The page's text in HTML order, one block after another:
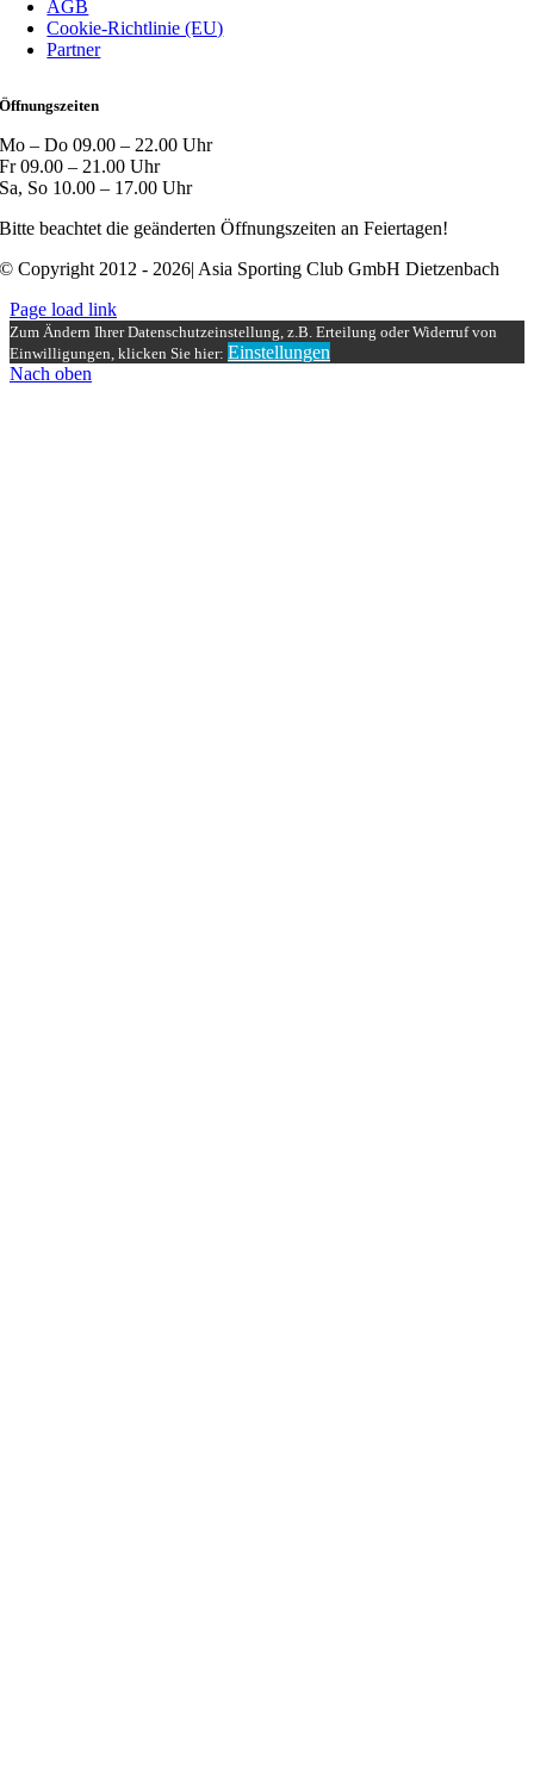
AGB
Cookie-Richtlinie (EU)
Partner
Öffnungszeiten
Mo – Do 09.00 – 22.00 Uhr
Fr 09.00 – 21.00 Uhr
Sa, So 10.00 – 17.00 Uhr
Bitte beachtet die geänderten Öffnungszeiten an Feiertagen!
© Copyright 2012 - 2026| Asia Sporting Club GmbH Dietzenbach
Page load link
Zum Ändern Ihrer Datenschutzeinstellung, z.B. Erteilung oder Widerruf von
Einwilligungen, klicken Sie hier: Einstellungen
Nach oben